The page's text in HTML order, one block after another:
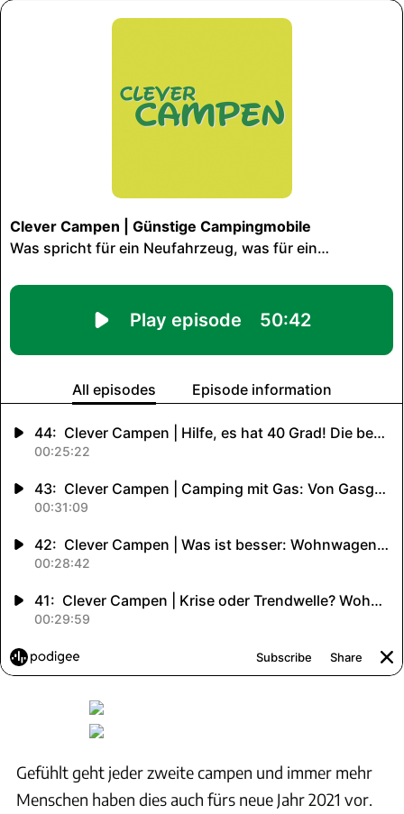
Gefühlt geht jeder zweite campen und immer mehr
Menschen haben dies auch fürs neue Jahr 2021 vor.